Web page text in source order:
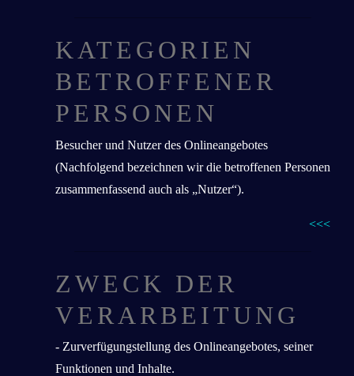
KATEGORIEN
BETROFFENER
PERSONEN
Besucher und Nutzer des Onlineangebotes
(Nachfolgend bezeichnen wir die betroffenen Personen
zusammenfassend auch als „Nutzer“).
<<<
ZWECK DER
VERARBEITUNG
- Zurverfügungstellung des Onlineangebotes, seiner
Funktionen und Inhalte.